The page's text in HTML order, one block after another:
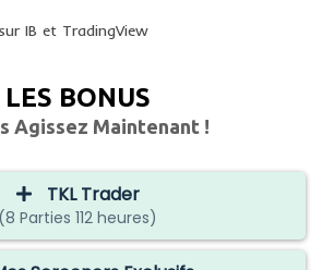
IB et TradingView
LES BONUS
Agissez Maintenant !
TKL Trader
(8 Parties 112 heures)